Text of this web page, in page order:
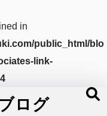
in
public_html/blo
link-
ログ